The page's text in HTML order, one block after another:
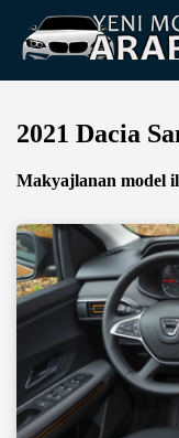
2021 Dacia
Makyajlanan model